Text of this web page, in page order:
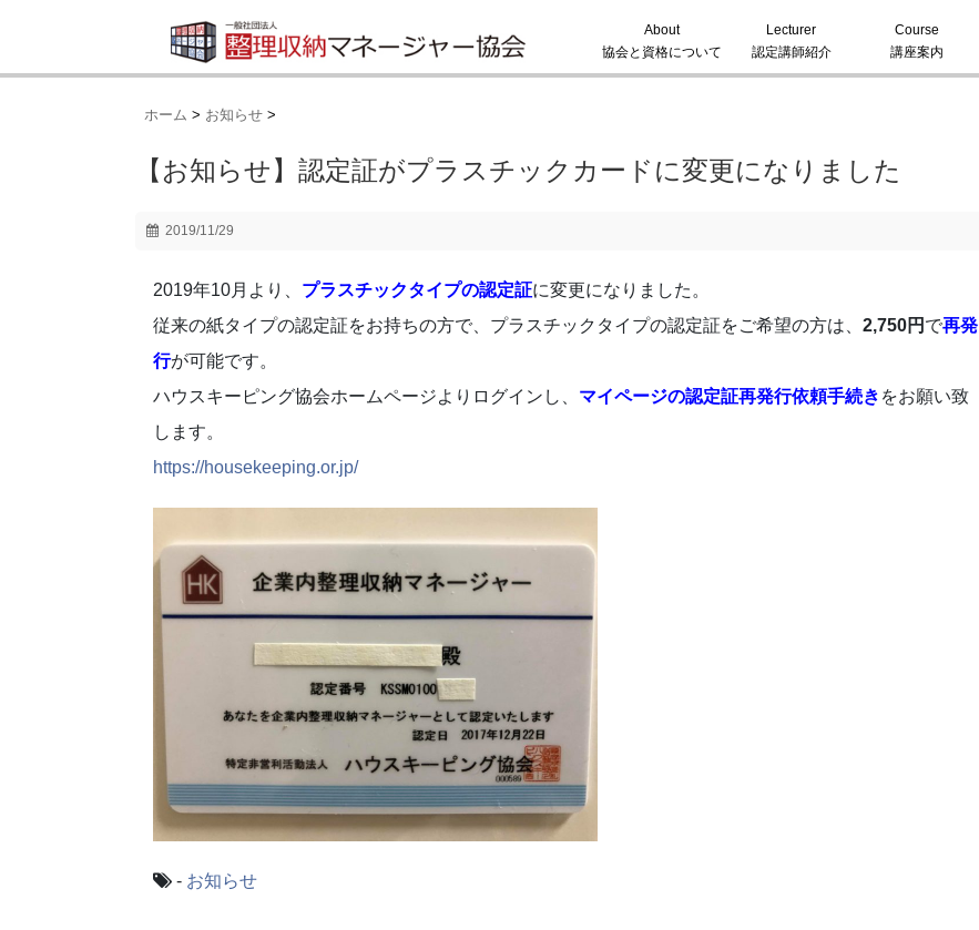
About
協会と資格について
Lecturer
認定講師紹介
Course
講座案内
ホーム > お知らせ >
【お知らせ】認定証がプラスチックカードに変更になりました
2019/11/29
2019年10月より、 プラスチックタイプの認定証に変更になりました。
従来の紙タイプの認定証をお持ちの方で、プラスチックタイプの認定証をご希望の方は、 2,750円 で再発
行が可能です。
ハウスキーピング協会ホームページよりログインし、 マイページの認定証再発行依頼手続き をお願い致
します。
https://housekeeping.or.jp/
- お知らせ